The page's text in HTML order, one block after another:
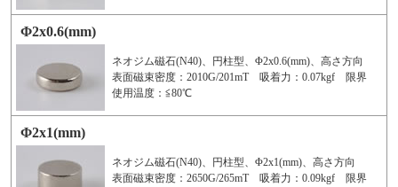
Φ2x0.6(mm)
ネオジム磁石(N40)、円柱型、Φ2x0.6(mm)、高さ方向
表面磁束密度：2010G/201mT 吸着力：0.07kgf 限界
使用温度：≦80℃
Φ2x1(mm)
ネオジム磁石(N40)、円柱型、Φ2x1(mm)、高さ方向
表面磁束密度：2650G/265mT 吸着力：0.09kgf 限界